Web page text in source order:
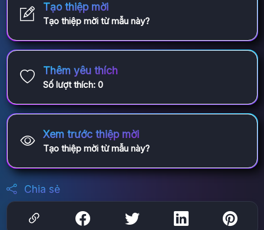
Tạo thiệp mời
Tạo thiệp mời từ mẫu này?
Thêm yêu thích
Số lượt thích: 0
Xem trước thiệp mời
Tạo thiệp mời từ mẫu này?
Chia sẻ